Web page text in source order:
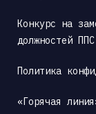
Конкурс на
должностей ППС
Политика
«Горячая